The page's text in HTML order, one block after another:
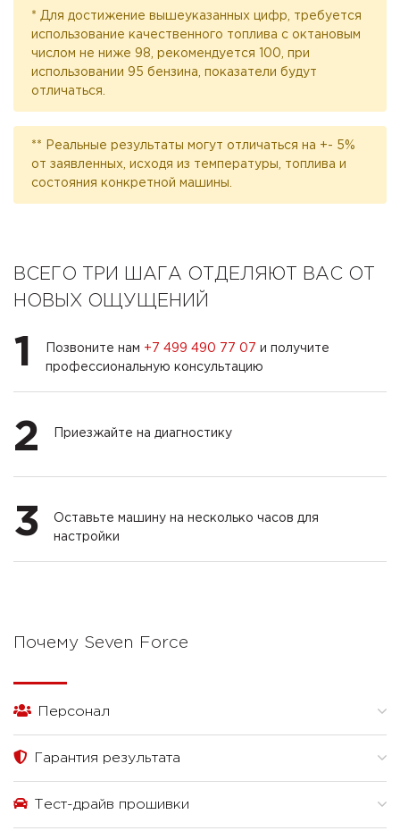
* Для достижение вышеуказанных цифр, требуется
использование качественного топлива с октановым
числом не ниже 98, рекомендуется 100, при
использовании 95 бензина, показатели будут
отличаться.
** Реальные результаты могут отличаться на +- 5%
от заявленных, исходя из температуры, топлива и
состояния конкретной машины.
ВСЕГО ТРИ ШАГА ОТДЕЛЯЮТ ВАС ОТ
НОВЫХ ОЩУЩЕНИЙ
1 Позвоните нам +7 499 490 77 07 и получите
профессиональную консультацию
2 Приезжайте на диагностику
3
Оставьте машину на несколько часов для
настройки
Почему Seven Force
Персонал
Гарантия результата
Тест-драйв прошивки